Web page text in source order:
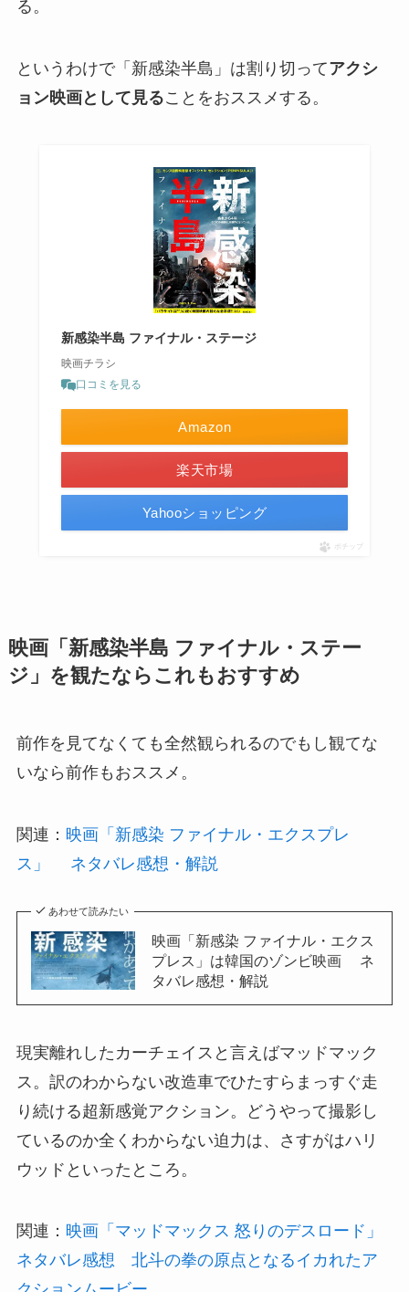
る。
というわけで「新感染半島」は割り切ってアクシ
ョン映画として見ることをおススメする。
新感染半島 ファイナル・ステージ
映画チラシ
口コミを見る
Amazon
楽天市場
Yahooショッピング
ポチップ
映画「新感染半島 ファイナル・ステー
ジ」を観たならこれもおすすめ
前作を見てなくても全然観られるのでもし観てな
いなら前作もおススメ。
関連： 映画「新感染 ファイナル・エクスプレ
ス」 ネタバレ感想・解説
あわせて読みたい
映画「新感染 ファイナル・エクス
プレス」は韓国のゾンビ映画 ネ
タバレ感想・解説
現実離れしたカーチェイスと言えばマッドマック
ス。訳のわからない改造車でひたすらまっすぐ走
り続ける超新感覚アクション。どうやって撮影し
ているのか全くわからない迫力は、さすがはハリ
ウッドといったところ。
関連： 映画「マッドマックス 怒りのデスロード」
ネタバレ感想 北斗の拳の原点となるイカれたア